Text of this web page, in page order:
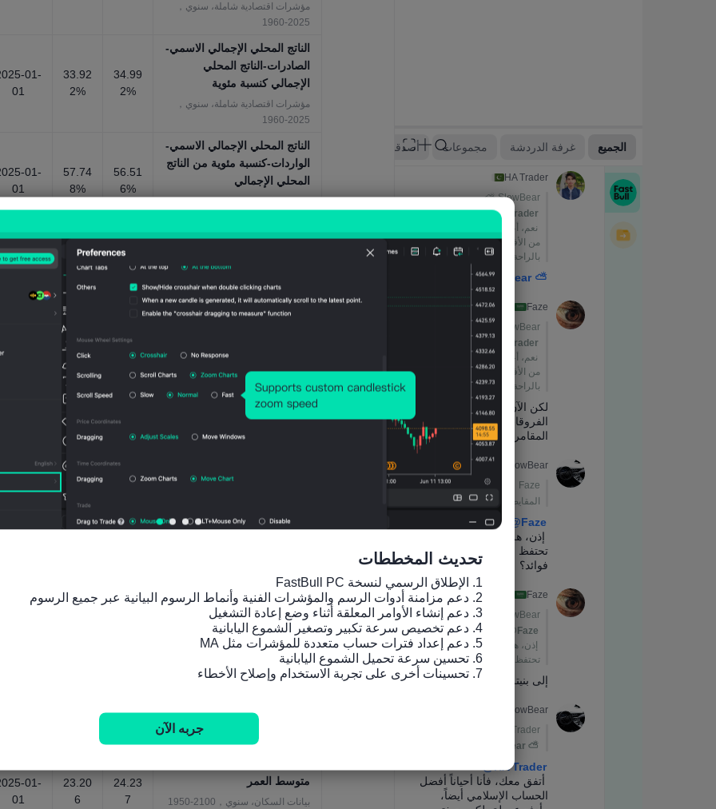
مؤشرات اقتصادية شاملة، سنوي，
2025-1960
الناتج المحلي الإجمالي الاسمي-
الصادرات-الناتج المحلي
الإجمالي كنسبة مئوية
مؤشرات اقتصادية شاملة، سنوي，
2025-1960
34.99
2%
33.92
2%
01-
01
الناتج المحلي الإجمالي الاسمي-
الواردات-كنسبة مئوية من الناتج
المحلي الإجمالي
56.51
6%
57.74
8%
01-
01
الناتج المحلي الإجمالي الاسمي-
مؤشرات اقتصادية شاملة، سنوي，
2025-1960
تUSD
مليارا
01-
الإجمالي(كنسبة مئوية من الناتج
المحلي الإجمالي)
مؤشرات اقتصادية شاملة، سنوي，
23.33
4%
24.24
8%
للفرد(بالدولار الأمريكي، تقدير
2031-1980
3.607
3.003
آلافU
SD
تقدير صندوق النقد الدولي)
مؤشرات اقتصادية شاملة، سنوي，
2031-1980
آلاف
آلاف
دعم كبار السن
بيانات السكان، سنوي，2100-1950
صافي مركز الاستثمار الدولي
الأسواق المالية، سنوي，2025-2004
متوسط العمر
بيانات السكان، سنوي，2100-1950
24.23
7
23.20
6
01-
01
تحديث المخططات
7. تحسينات أخرى على تجربة الاستخدام وإصلاح الأخطاء
جربه الآن